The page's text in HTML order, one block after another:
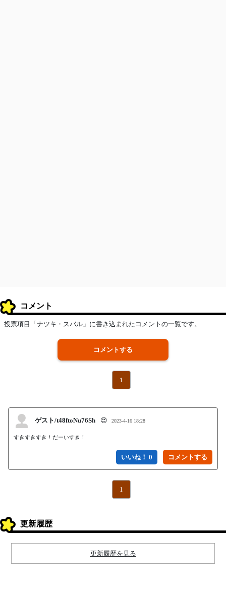
コメント
投票項目「ナツキ・スバル」に書き込まれたコメントの一覧です。
コメントする
1
ゲスト/t48ftoNu76Sh 😍 2023-4-16 18:28
すきすきすき！だーいすき！
いいね！ 0
1
更新履歴
更新履歴を見る